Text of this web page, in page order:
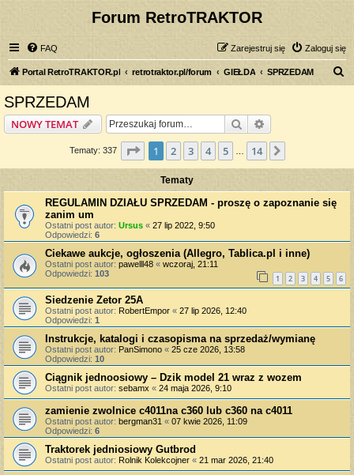
Forum RetroTRAKTOR
FAQ Zaloguj się
Zarejestruj się
Portal RetroTRAKTOR.pl retrotraktor.pl/forum GIEŁDA SPRZEDAM
SPRZEDAM
NOWY TEMAT Szukaj
Tematy: 337 Strona1 z14
1 2 3 4 5 14
Tematy
REGULAMIN DZIAŁU SPRZEDAM - proszę o zapoznanie się
zanim um
Ostatni post autor: Ursus « 27 lip 2022, 9:50
Odpowiedzi: 6
Ciekawe aukcje, ogłoszenia (Allegro, Tablica.pl i inne)
Ostatni post autor: pawelll48 « wczoraj, 21:11
Odpowiedzi: 103 1 2 3 4 5 6
Siedzenie Zetor 25A
Ostatni post autor: RobertEmpor « 27 lip 2026, 12:40
Odpowiedzi: 1
Instrukcje, katalogi i czasopisma na sprzedaż/wymianę
Ostatni post autor: PanSimono « 25 cze 2026, 13:58
Odpowiedzi: 10
Ciągnik jednoosiowy – Dzik model 21 wraz z wozem
Ostatni post autor: sebamx « 24 maja 2026, 9:10
zamienie zwolnice c4011na c360 lub c360 na c4011
Ostatni post autor: bergman31 « 07 kwie 2026, 11:09
Odpowiedzi: 6
Traktorek jedniosiowy Gutbrod
Ostatni post autor: Rolnik Kolekcojner « 21 mar 2026, 21:40